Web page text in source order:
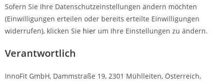
Sofern Sie Ihre Datenschutzeinstellungen ändern möchten
(Einwilligungen erteilen oder bereits erteilte Einwilligungen
widerrufen), klicken Sie hier um Ihre Einstellungen zu ändern.
Verantwortlich
InnoFit GmbH, Dammstraße 19, 2301 Mühlleiten, Österreich,